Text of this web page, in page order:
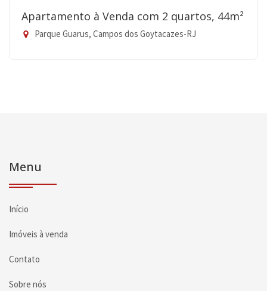
Apartamento à Venda com 2 quartos, 44m²
Parque Guarus, Campos dos Goytacazes-RJ
Menu
Início
Imóveis à venda
Contato
Sobre nós